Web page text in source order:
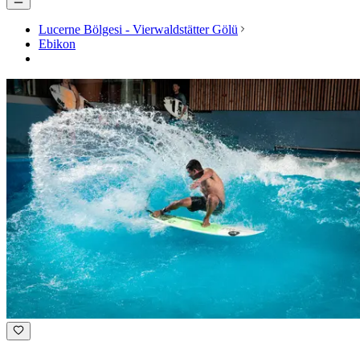
Lucerne Bölgesi - Vierwaldstätter Gölü
Ebikon